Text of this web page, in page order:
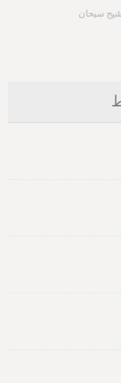
سبحان